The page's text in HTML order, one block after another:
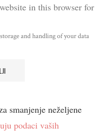
in this browser for
and handling of your data
smanjenje neželjene
podaci vaših